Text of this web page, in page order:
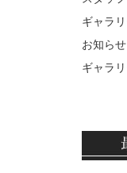
ギャラ
お知らせ
ギャラ